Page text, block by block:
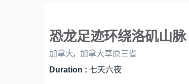
恐龙足迹环绕洛矶山脉
加拿大,
加拿大草原三省
Duration : 七天六夜